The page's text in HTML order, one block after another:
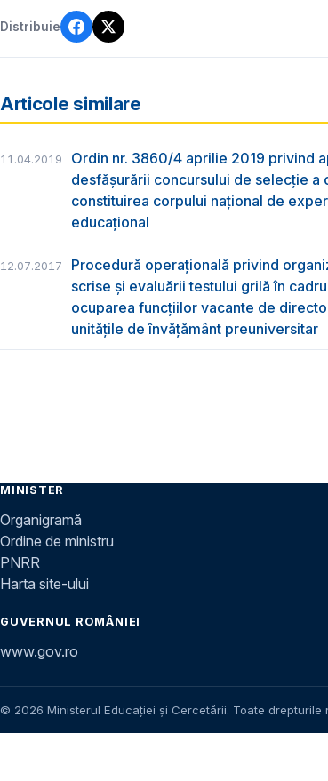
Distribuie
Articole similare
11.04.2019
Ordin nr. 3860/4 aprilie 2019 privind
desfăşurării concursului de selecţie
constituirea corpului naţional de
educaţional
12.07.2017
Procedură operațională privind
scrise și evaluării testului grilă în
ocuparea funcțiilor vacante de
unitățile de învățământ preuniversitar
MINISTER
Organigramă
Ordine de ministru
PNRR
Harta site-ului
GUVERNUL ROMÂNIEI
www.gov.ro
© 2026 Ministerul Educației și Cercetării. Toate drepturile